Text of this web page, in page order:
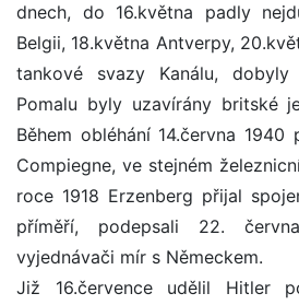
dnech, do 16.května padly
Belgii, 18.května Antverpy,
tankové svazy Kanálu, dobyly
Pomalu byly uzavírány britské
Během obléhání 14.června
Compiegne, ve stejném
roce 1918 Erzenberg přijal
příměří, podepsali 22.
vyjednávači mír s Německem.
Již 16.července udělil Hitler